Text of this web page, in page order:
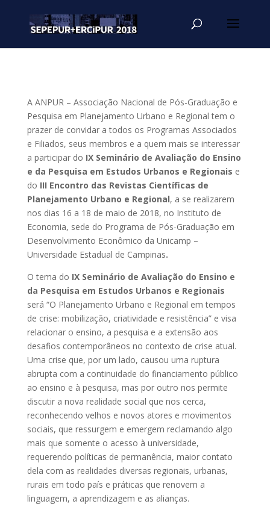
A ANPUR – Associação Nacional de Pós-Graduação e
Pesquisa em Planejamento Urbano e Regional tem o
prazer de convidar a todos os Programas Associados
e Filiados, seus membros e a quem mais se interessar
a participar do IX Seminário de Avaliação do Ensino
e da Pesquisa em Estudos Urbanos e Regionais e
do III Encontro das Revistas Científicas de
Planejamento Urbano e Regional, a se realizarem
nos dias 16 a 18 de maio de 2018, no Instituto de
Economia, sede do Programa de Pós-Graduação em
Desenvolvimento Econômico da Unicamp –
Universidade Estadual de Campinas.
O tema do IX Seminário de Avaliação do Ensino e
da Pesquisa em Estudos Urbanos e Regionais
será “O Planejamento Urbano e Regional em tempos
de crise: mobilização, criatividade e resistência” e visa
relacionar o ensino, a pesquisa e a extensão aos
desafios contemporâneos no contexto de crise atual.
Uma crise que, por um lado, causou uma ruptura
abrupta com a continuidade do financiamento público
ao ensino e à pesquisa, mas por outro nos permite
discutir a nova realidade social que nos cerca,
reconhecendo velhos e novos atores e movimentos
sociais, que ressurgem e emergem reclamando algo
mais que somente o acesso à universidade,
requerendo políticas de permanência, maior contato
dela com as realidades diversas regionais, urbanas,
rurais em todo país e práticas que renovem a
linguagem, a aprendizagem e as alianças.